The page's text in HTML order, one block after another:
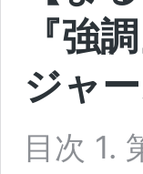
『強
ジャ
目次 1.